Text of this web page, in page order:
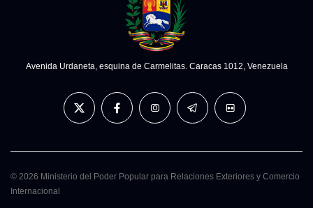
Avenida Urdaneta, esquina de Carmelitas. Caracas 1012, Venezuela
© 2026 Ministerio del Poder Popular para Relaciones Exteriores y Comercio
Internacional